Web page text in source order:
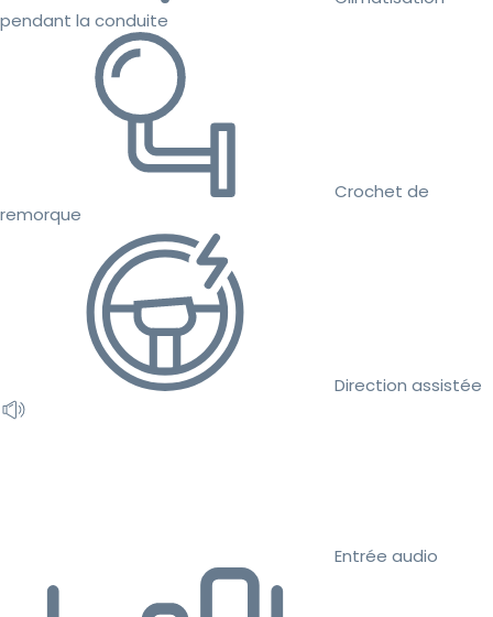
pendant la conduite
Crochet de
remorque
Direction assistée
Entrée audio